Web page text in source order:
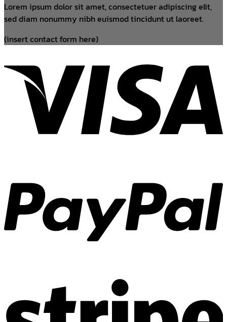
Lorem ipsum dolor sit amet, consectetuer adipiscing elit,
sed diam nonummy nibh euismod tincidunt ut laoreet.
(insert contact form here)